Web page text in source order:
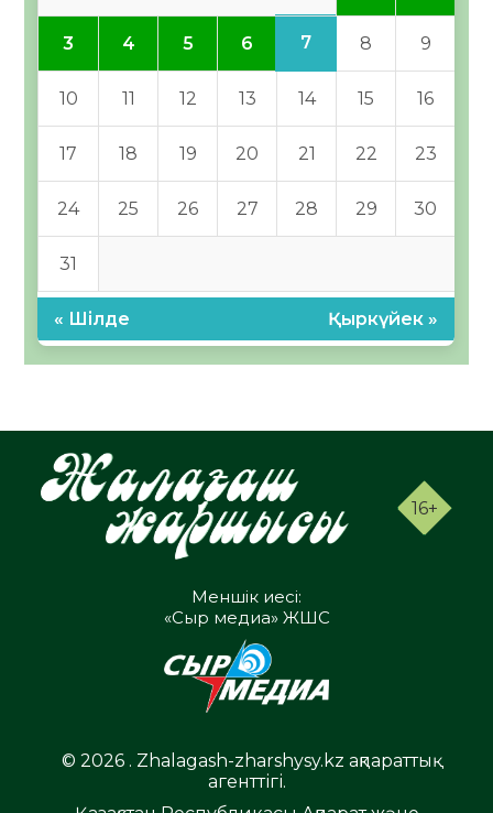
3 4 5 6 7 8 9
10 11 12 13 14 15 16
17 18 19 20 21 22 23
24 25 26 27 28 29 30
31
« Шілде Қыркүйек »
16+
Меншік иесі:
«Сыр медиа» ЖШС
© 2026 . Zhalagash-zharshysy.kz ақпараттық
агенттігі.